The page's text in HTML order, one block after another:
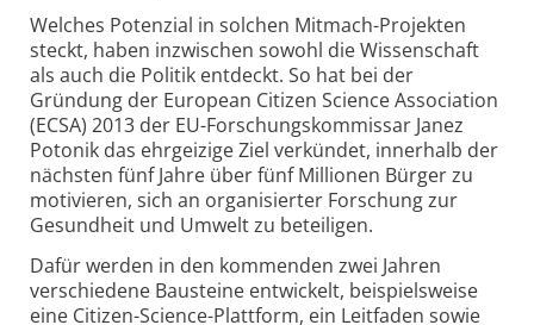
Welches Potenzial in solchen Mitmach-Projekten
steckt, haben inzwischen sowohl die Wissenschaft
als auch die Politik entdeckt. So hat bei der
Gründung der European Citizen Science Association
(ECSA) 2013 der EU-Forschungskommissar Janez
Potonik das ehrgeizige Ziel verkündet, innerhalb der
nächsten fünf Jahre über fünf Millionen Bürger zu
motivieren, sich an organisierter Forschung zur
Gesundheit und Umwelt zu beteiligen.
Dafür werden in den kommenden zwei Jahren
verschiedene Bausteine entwickelt, beispielsweise
eine Citizen-Science-Plattform, ein Leitfaden sowie